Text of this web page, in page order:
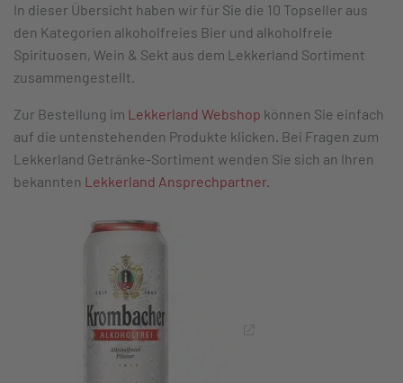
In dieser Übersicht haben wir für Sie die 10 Topseller aus
den Kategorien alkoholfreies Bier und alkoholfreie
Spirituosen, Wein & Sekt aus dem Lekkerland Sortiment
zusammengestellt.
Zur Bestellung im Lekkerland Webshop können Sie einfach
auf die untenstehenden Produkte klicken. Bei Fragen zum
Lekkerland Getränke-Sortiment wenden Sie sich an Ihren
bekannten Lekkerland Ansprechpartner.